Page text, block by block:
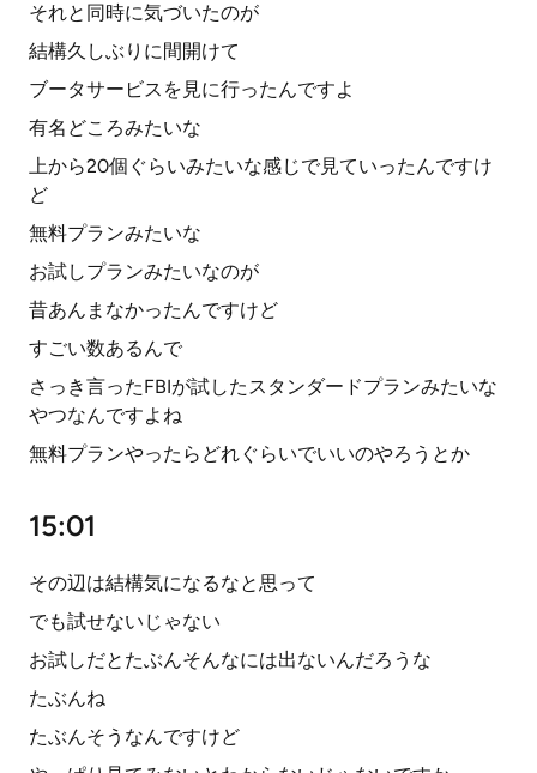
それと同時に気づいたのが
結構久しぶりに間開けて
ブータサービスを見に行ったんですよ
有名どころみたいな
上から20個ぐらいみたいな感じで見ていったんですけ
ど
無料プランみたいな
お試しプランみたいなのが
昔あんまなかったんですけど
すごい数あるんで
さっき言ったFBIが試したスタンダードプランみたいな
やつなんですよね
無料プランやったらどれぐらいでいいのやろうとか
15:01
その辺は結構気になるなと思って
でも試せないじゃない
お試しだとたぶんそんなには出ないんだろうな
たぶんね
たぶんそうなんですけど